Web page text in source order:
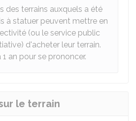
des terrains auxquels a été
à statuer peuvent mettre en
(ou le service public
d'acheter leur terrain.
an pour se prononcer.
le terrain